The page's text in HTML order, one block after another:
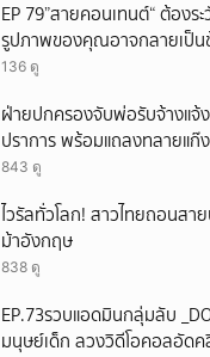
EP 79”สายคอนเทนต์“ ต้องร
รูปภาพของคุณอาจกลายเป็น
นำไปใช้ได้
136 ดู
ฝ่ายปกครองจับพ่อรับจ้างแจ้
ปราการ พร้อมแถลงทลายแก๊
แม่สอด
843 ดู
ไวรัลทั่วโลก! สาวไทยถอนสา
ม้าอังกฤษ
838 ดู
EP.73รวบแอดมินกลุ่มลับ
มนุษย์เด็ก ลวงวิดีโอคอลอัด